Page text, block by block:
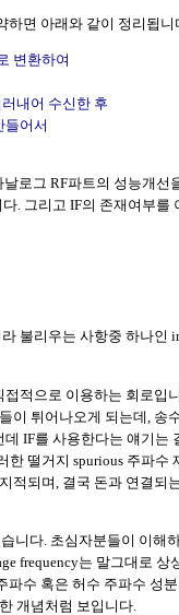
하면 아래와 같이 정리됩니
변환하여
내어 수신한 후
들어서
로그 RF파트의 성능개선
. 그리고 IF의 존재여부를
불리우는 사항중 하나인
적으로 이용하는 회로입
이 튀어나오게 되는데, 송
IF를 사용한다는 얘기는
한 떨거지 spurious 주파수
적되며, 결국 돈과 연결되
니다. 초심자분들이 이해
frequency는 말그대로 상
수 혹은 허수 주파수 성
개념처럼 보입니다.